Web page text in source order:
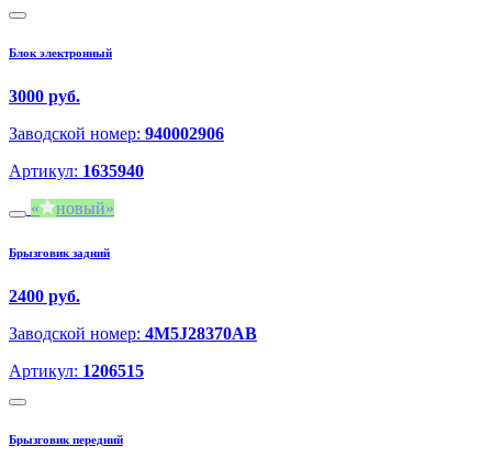
Блок электронный
3000 руб.
Заводской номер: 940002906
Артикул: 1635940
новый
Брызговик задний
2400 руб.
Заводской номер: 4M5J28370AB
Артикул: 1206515
Брызговик передний